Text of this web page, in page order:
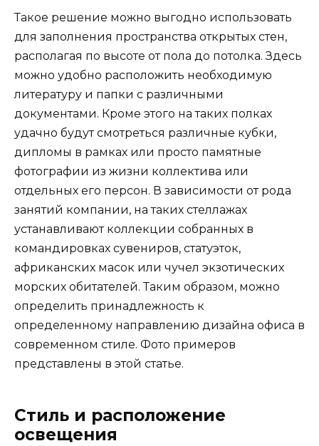
Такое решение можно выгодно использовать
для заполнения пространства открытых стен,
располагая по высоте от пола до потолка. Здесь
можно удобно расположить необходимую
литературу и папки с различными
документами. Кроме этого на таких полках
удачно будут смотреться различные кубки,
дипломы в рамках или просто памятные
фотографии из жизни коллектива или
отдельных его персон. В зависимости от рода
занятий компании, на таких стеллажах
устанавливают коллекции собранных в
командировках сувениров, статуэток,
африканских масок или чучел экзотических
морских обитателей. Таким образом, можно
определить принадлежность к
определенному направлению дизайна офиса в
современном стиле. Фото примеров
представлены в этой статье.
Стиль и расположение
освещения